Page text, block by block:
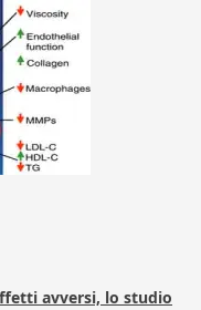
avversi, lo studio